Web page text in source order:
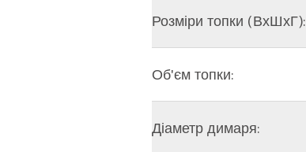
Розміри топки (ВхШхГ):
Об'єм топки:
Діаметр димаря: